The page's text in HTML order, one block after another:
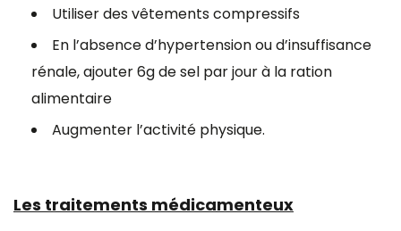
Utiliser des vêtements compressifs
En l’absence d’hypertension ou d’insuffisance
rénale, ajouter 6g de sel par jour à la ration
alimentaire
Augmenter l’activité physique.
Les traitements médicamenteux